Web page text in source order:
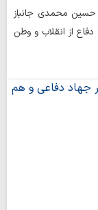
حسین محمدی جانباز
از انقلاب و وطن